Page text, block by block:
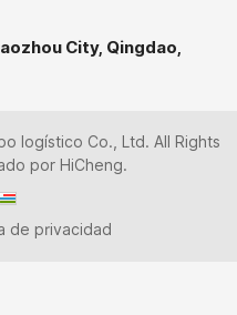
City, Qingdao,
logístico Co., Ltd. All Rights
por HiCheng.
de privacidad